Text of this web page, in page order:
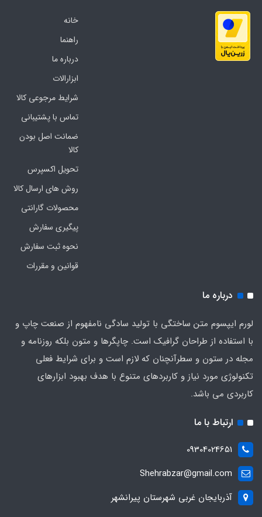
خانه
راهنما
درباره ما
ابزارالات
شرایط مرجوعی کالا
تماس با پشتیبانی
ضمانت اصل بودن
کالا
تحویل اکسپرس
روش های ارسال کالا
محصولات گارانتی
پیگیری سفارش
نحوه ثبت سفارش
قوانین و مقررات
درباره ما
لورم ایپسوم متن ساختگی با تولید سادگی نامفهوم از صنعت چاپ و
با استفاده از طراحان گرافیک است. چاپگرها و متون بلکه روزنامه و
مجله در ستون و سطرآنچنان که لازم است و برای شرایط فعلی
تکنولوژی مورد نیاز و کاربردهای متنوع با هدف بهبود ابزارهای
کاربردی می باشد.
ارتباط با ما
09304024651
Shehrabzar@gmail.com
آذربایجان غربی شهرستان پیرانشهر